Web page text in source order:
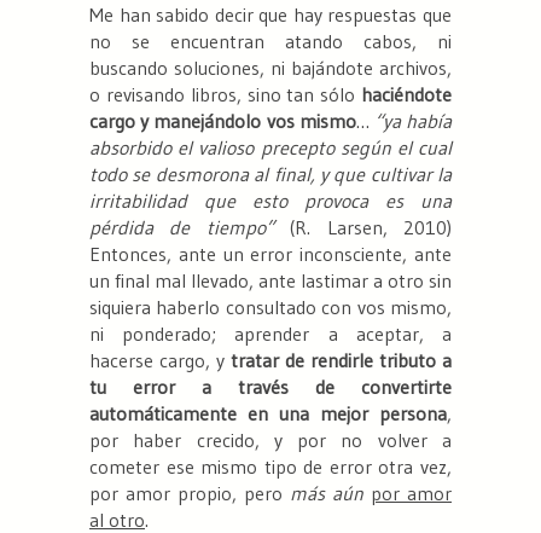
Me han sabido decir que hay respuestas que
no se encuentran atando cabos, ni
buscando soluciones, ni bajándote archivos,
o revisando libros, sino tan sólo haciéndote
cargo y manejándolo vos mismo… “ya había
absorbido el valioso precepto según el cual
todo se desmorona al final, y que cultivar la
irritabilidad que esto provoca es una
pérdida de tiempo”(R. Larsen, 2010)
Entonces, ante un error inconsciente, ante
un final mal llevado, ante lastimar a otro sin
siquiera haberlo consultado con vos mismo,
ni ponderado; aprender a aceptar, a
hacerse cargo, y tratar de rendirle tributo a
tu error a través de convertirte
automáticamente en una mejor persona,
por haber crecido, y por no volver a
cometer ese mismo tipo de error otra vez,
por amor propio, pero más aún por amor
al otro.